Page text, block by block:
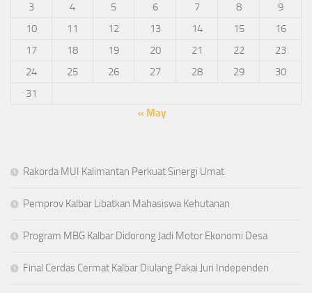
3
4 5 6 7 8
9
10
11 12 13 14 15
16
17
18 19 20 21 22
23
24
25 26 27 28 29
30
31
« May
Rakorda MUI Kalimantan Perkuat Sinergi Umat
Pemprov Kalbar Libatkan Mahasiswa Kehutanan
Program MBG Kalbar Didorong Jadi Motor Ekonomi Desa
Final Cerdas Cermat Kalbar Diulang Pakai Juri Independen